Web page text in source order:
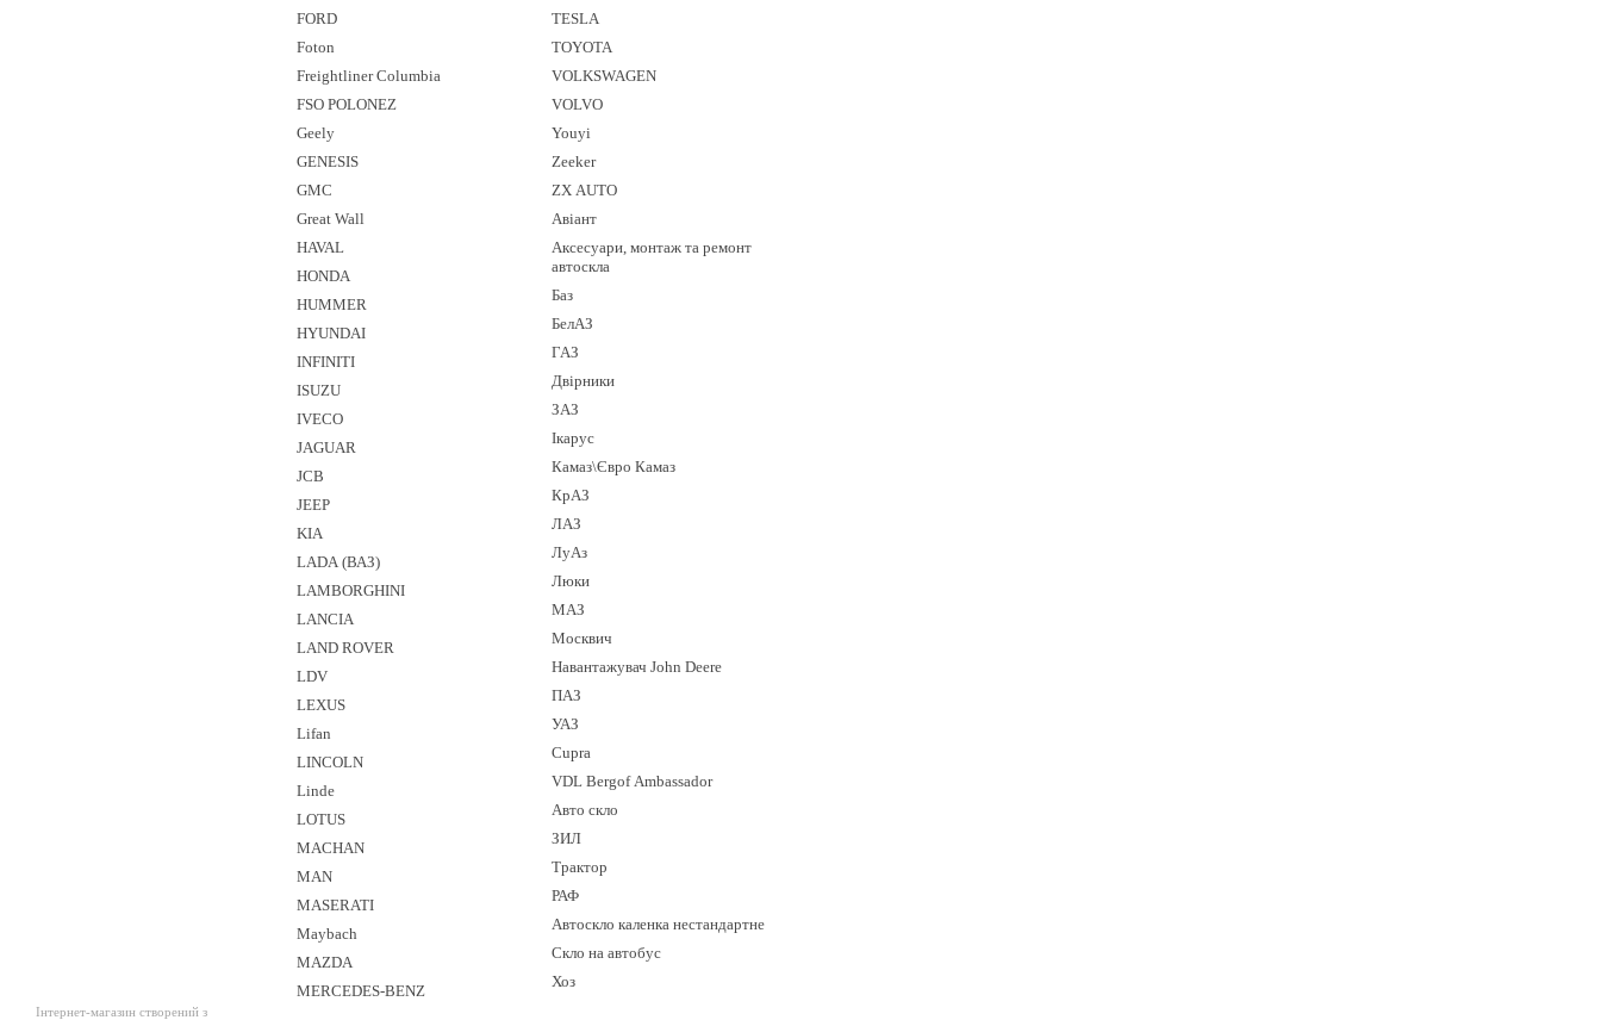
Інтернет-магазин створений з
FORD
Foton
Freightliner Columbia
FSO POLONEZ
Geely
GENESIS
GMC
Great Wall
HAVAL
HONDA
HUMMER
HYUNDAI
INFINITI
ISUZU
IVECO
JAGUAR
JCB
JEEP
KIA
LADA (ВАЗ)
LAMBORGHINI
LANCIA
LAND ROVER
LDV
LEXUS
Lifan
LINCOLN
Linde
LOTUS
MACHAN
MAN
MASERATI
Maybach
MAZDA
MERCEDES-BENZ
TESLA
TOYOTA
VOLKSWAGEN
VOLVO
Youyi
Zeeker
ZX AUTO
Авіант
Аксесуари, монтаж та ремонт
автоскла
Баз
БелАЗ
ГАЗ
Двірники
ЗАЗ
Ікарус
Камаз\Євро Камаз
КрАЗ
ЛАЗ
ЛуАз
Люки
МАЗ
Москвич
Навантажувач John Deere
ПАЗ
УАЗ
Cupra
VDL Bergof Ambassador
Авто скло
ЗИЛ
Трактор
РАФ
Автоскло каленка нестандартне
Скло на автобус
Хоз